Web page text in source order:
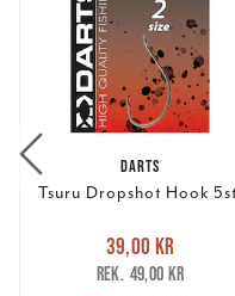
DARTS
Tsuru Dropshot Hook
Nuvarande pris
39,00 krTidigare pris
49,00 kr
39,00 kr
49,00 kr